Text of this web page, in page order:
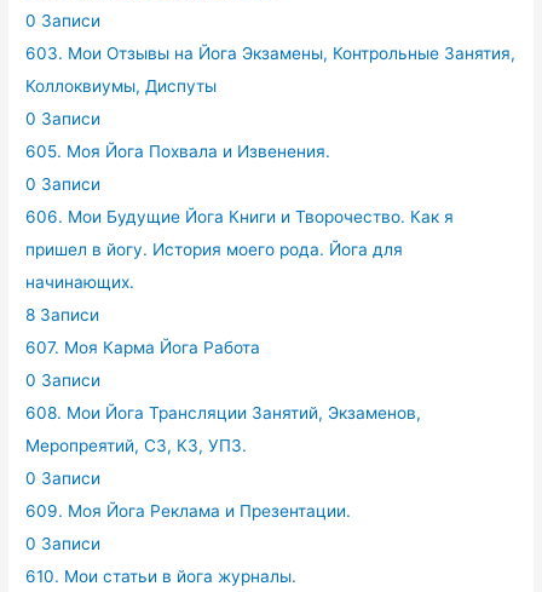
0 Записи
603. Мои Отзывы на Йога Экзамены, Контрольные Занятия,
Коллоквиумы, Диспуты
0 Записи
605. Моя Йога Похвала и Извенения.
0 Записи
606. Мои Будущие Йога Книги и Творочество. Как я
пришел в йогу. История моего рода. Йога для
начинающих.
8 Записи
607. Моя Карма Йога Работа
0 Записи
608. Мои Йога Трансляции Занятий, Экзаменов,
Меропреятий, СЗ, КЗ, УПЗ.
0 Записи
609. Моя Йога Реклама и Презентации.
0 Записи
610. Мои статьи в йога журналы.